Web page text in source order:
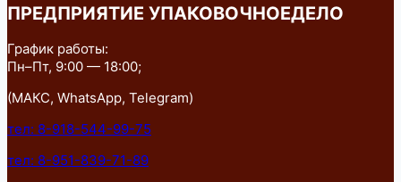
ПРЕДПРИЯТИЕ УПАКОВОЧНОЕДЕЛО
График работы:
Пн–Пт, 9:00 — 18:00;
(МАКС, WhatsApp, Telegram)
тел: 8-918-544-99-75
тел: 8-951-839-71-89